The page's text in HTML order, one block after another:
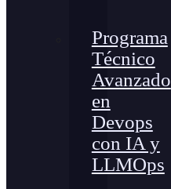
Programa
Técnico
Avanzado
en
Devops
con IA y
LLMOps